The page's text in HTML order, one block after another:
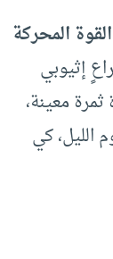
المحركة
إثيوبي
معينة،
الليل، كي